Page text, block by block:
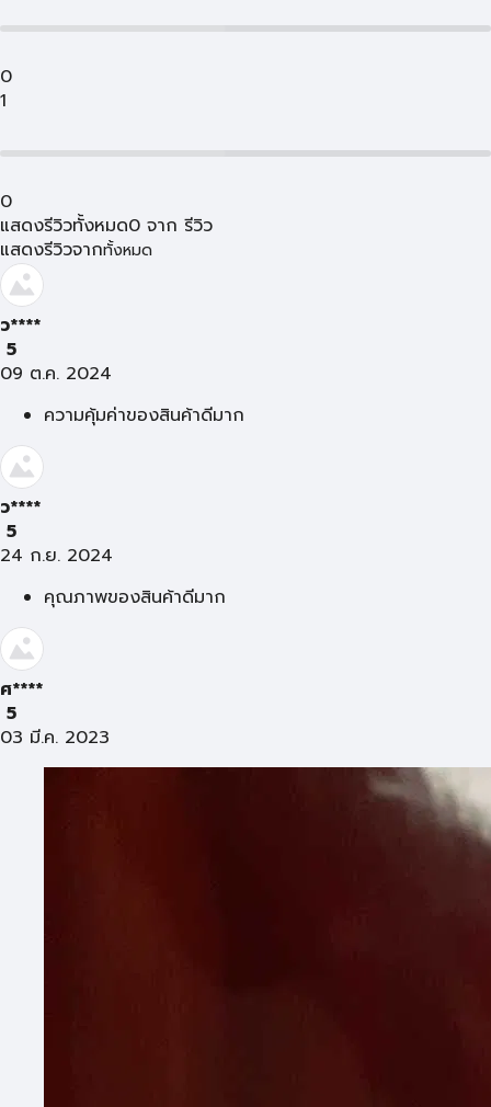
0
1
0
แสดงรีวิวทั้งหมด0 จาก รีวิว
แสดงรีวิวจากทั้งหมด
ว****
5
09 ต.ค. 2024
ความคุ้มค่าของสินค้าดีมาก
ว****
5
24 ก.ย. 2024
คุณภาพของสินค้าดีมาก
ศ****
5
03 มี.ค. 2023